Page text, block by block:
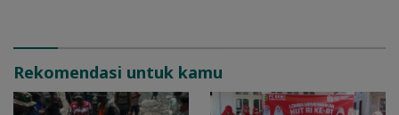
Rekomendasi untuk kamu